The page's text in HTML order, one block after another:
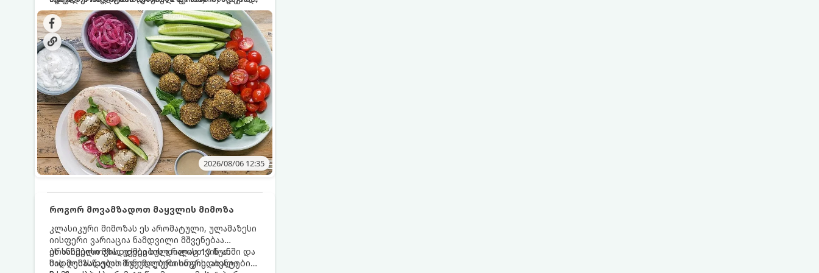
სალათებთან ერთად ან ტახინის (სესამის)
სოუსთან მირთმევისთვის.
იდეალურად შეინარჩუნოს და არ დაიშალოს.
დრო: 10–15 წუთი ულუფა: 20–24 ცალი ბურთულა
(4–6 პორცია)
2026/08/06 12:35
როგორ მოვამზადოთ მაყვლის მიმოზა
კლასიკური მიმოზას ეს არომატული, ულამაზესი
იისფერი ვარიაცია ნამდვილი მშვენებაა
ბრანჩებისთვის, უქმეების დილისთვის ან
სადღესასწაულო წვეულებებისთვის. ახალი
ეს სასმელი მზადდება სულ რაღაც 10 წუთში და
მის მომზადებას მინიმალური ინგრედიენტები